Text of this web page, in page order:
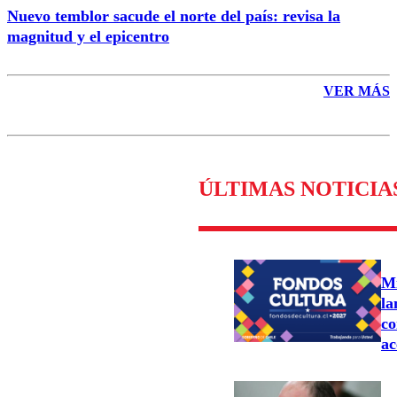
Nuevo temblor sacude el norte del país: revisa la
magnitud y el epicentro
VER MÁS
ÚLTIMAS